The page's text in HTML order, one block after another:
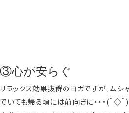
③心が安らぐ
リラックス効果抜群のヨガですが、ムシ
でいても帰る頃には前向きに・・・(＾◇＾)